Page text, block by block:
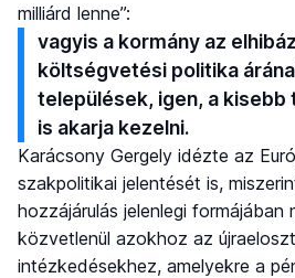
milliárd lenne”:
vagyis a kormány az
költségvetési politika
települések, igen, a
is akarja kezelni.
Karácsony Gergely idézte az
szakpolitikai jelentését is,
hozzájárulás jelenlegi formájában
közvetlenül azokhoz az
intézkedésekhez, amelyekre a